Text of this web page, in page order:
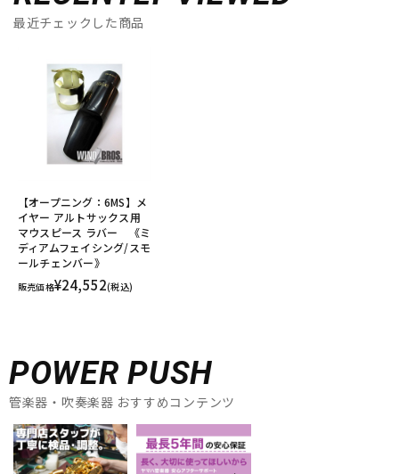
最近チェックした商品
【オープニング：6MS】メ
イヤー アルトサックス用
マウスピース ラバー 《ミ
ディアムフェイシング/スモ
ールチェンバー》
販売価格¥24,552(税込)
POWER PUSH
管楽器・吹奏楽器 おすすめコンテンツ